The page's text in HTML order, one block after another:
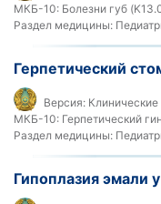
МКБ-10: Болезни губ
Раздел медицины:
Герпетический
Версия:
МКБ-10: Герпетический
Раздел медицины:
Гипоплазия эмали